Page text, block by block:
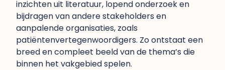
inzichten uit literatuur, lopend onderzoek en
bijdragen van andere stakeholders en
aanpalende organisaties, zoals
patiëntenvertegenwoordigers. Zo ontstaat een
breed en compleet beeld van de thema’s die
binnen het vakgebied spelen.